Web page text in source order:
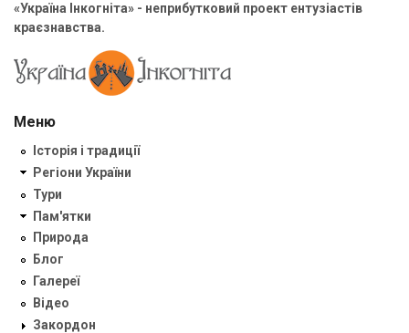
«Україна Інкогніта» - неприбутковий проект ентузіастів
краєзнавства.
Меню
Історія і традиції
Регіони України
Тури
Пам'ятки
Природа
Блог
Галереї
Відео
Закордон